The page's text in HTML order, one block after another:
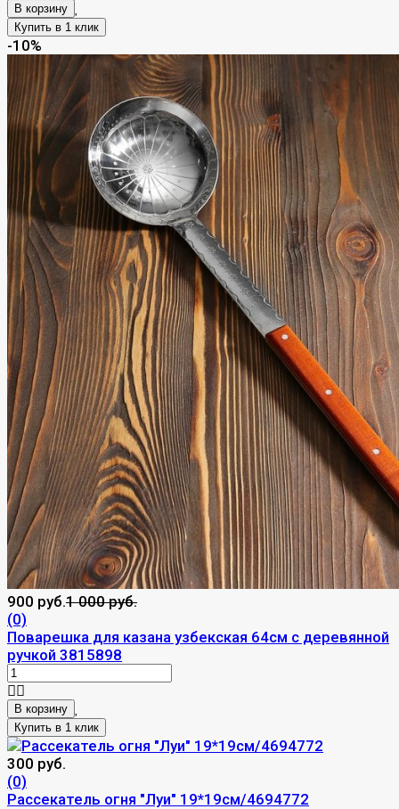
В корзину
-10%
900 руб.1 000 руб.
(0)
Поварешка для казана узбекская 64см с деревянной
ручкой 3815898
В корзину
300 руб.
(0)
Рассекатель огня "Луи" 19*19см/4694772